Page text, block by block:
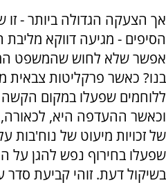
אך הצעקה הגדולה ביותר -
הסיפים - מגיעה דווקא
אפשר שלא לחוש שהמשפט
בנו? כאשר פרקליטות צבאית
ללוחמים שפעלו במקום הקשה
וכאשר ההעדפה היא,
שפעלו בחירוף נפש להגן על
בשיקול דעת. זוהי קביעת סדר